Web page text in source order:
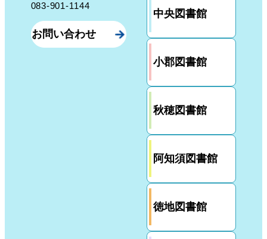
083-901-1144
お問い合わせ
中央図書館
小郡図書館
秋穂図書館
阿知須図書館
徳地図書館